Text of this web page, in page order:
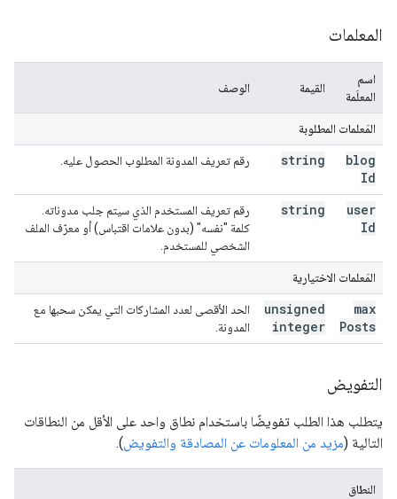
المعلمات
اسم
المعلَمة
القيمة الوصف
المَعلمات المطلوبة
blog
Id
string رقم تعريف المدونة المطلوب الحصول عليه.
user
Id
string
رقم تعريف المستخدم الذي سيتم جلب مدوناته.
كلمة "نفسه" (بدون علامات اقتباس) أو معرّف الملف
الشخصي للمستخدم.
المَعلمات الاختيارية
max
Posts
unsigned
integer
الحد الأقصى لعدد المشاركات التي يمكن سحبها مع
المدونة.
التفويض
يتطلب هذا الطلب تفويضًا باستخدام نطاق واحد على الأقل من النطاقات
التالية (مزيد من المعلومات عن المصادقة والتفويض).
النطاق